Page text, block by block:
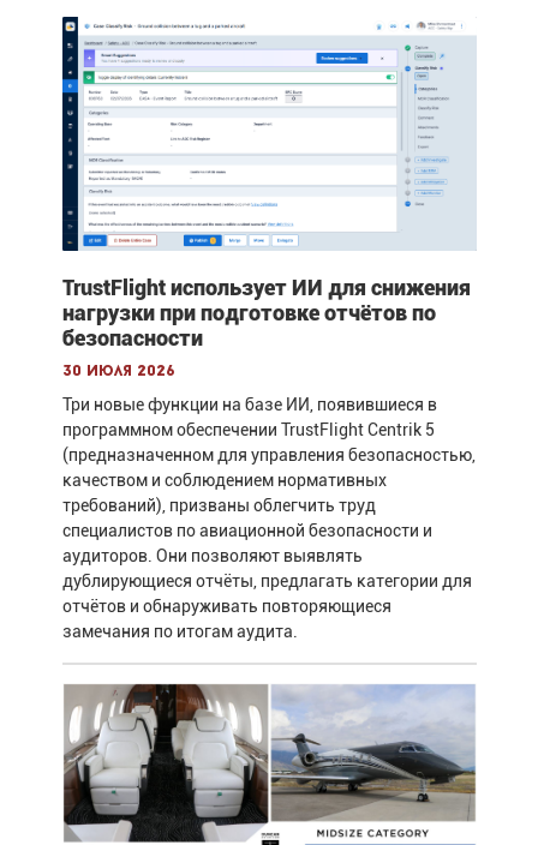
TrustFlight использует ИИ для снижения
нагрузки при подготовке отчётов по
безопасности
30 июля 2026
Три новые функции на базе ИИ, появившиеся в
программном обеспечении TrustFlight Centrik 5
(предназначенном для управления безопасностью,
качеством и соблюдением нормативных
требований), призваны облегчить труд
специалистов по авиационной безопасности и
аудиторов. Они позволяют выявлять
дублирующиеся отчёты, предлагать категории для
отчётов и обнаруживать повторяющиеся
замечания по итогам аудита.